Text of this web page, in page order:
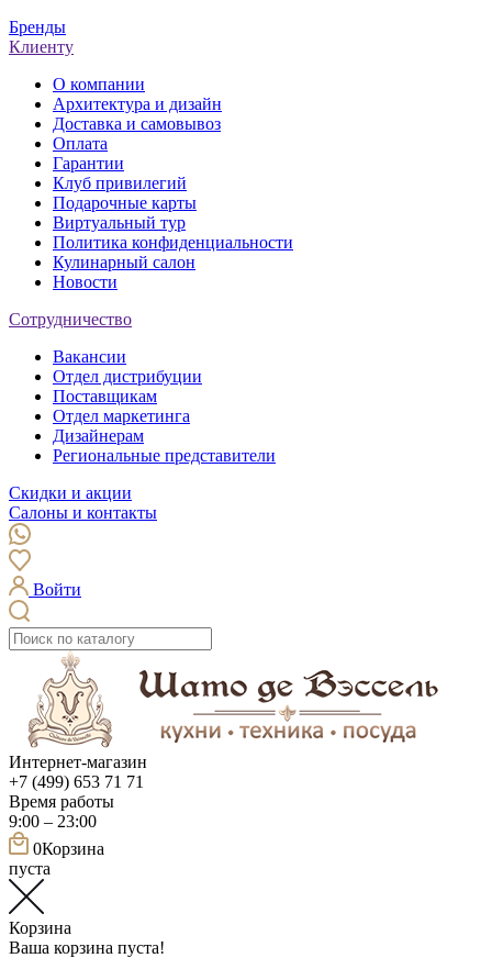
Бренды
Клиенту
О компании
Архитектура и дизайн
Доставка и самовывоз
Оплата
Гарантии
Клуб привилегий
Подарочные карты
Виртуальный тур
Политика конфиденциальности
Кулинарный салон
Новости
Сотрудничество
Вакансии
Отдел дистрибуции
Поставщикам
Отдел маркетинга
Дизайнерам
Региональные представители
Скидки и акции
Салоны и контакты
Войти
Интернет-магазин
+7 (499) 653 71 71
Время работы
9:00 – 23:00
0Корзина
пуста
Корзина
Ваша корзина пуста!